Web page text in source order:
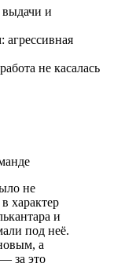
и
агрессивная
не касалась
не
характер
и
под неё.
а
за это